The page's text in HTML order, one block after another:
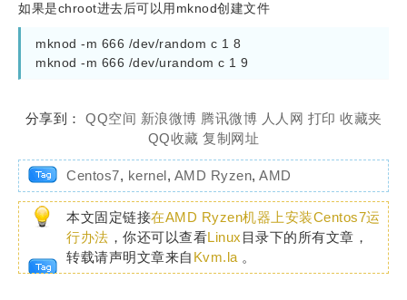
如果是chroot进去后可以用mknod创建文件
mknod -m 666 /dev/random c 1 8
mknod -m 666 /dev/urandom c 1 9
分享到： QQ空间 新浪微博 腾讯微博 人人网 打印 收藏夹
QQ收藏 复制网址
Centos7, kernel, AMD Ryzen, AMD
本文固定链接在AMD Ryzen机器上安装Centos7运
行办法 ，你还可以查看Linux 目录下的所有文章，
转载请声明文章来自 Kvm.la 。